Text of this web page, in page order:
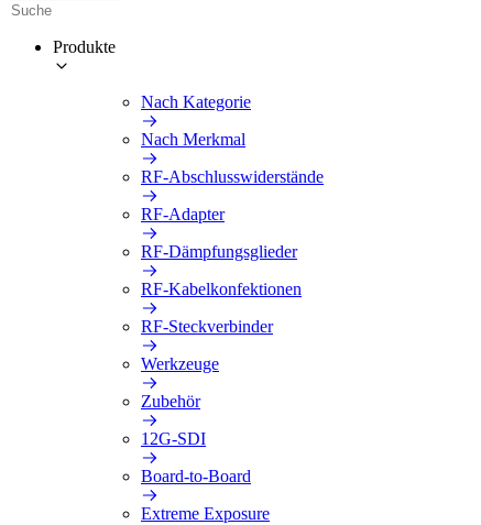
Produkte
Nach Kategorie
Nach Merkmal
RF-Abschlusswiderstände
RF-Adapter
RF-Dämpfungsglieder
RF-Kabelkonfektionen
RF-Steckverbinder
Werkzeuge
Zubehör
12G-SDI
Board-to-Board
Extreme Exposure